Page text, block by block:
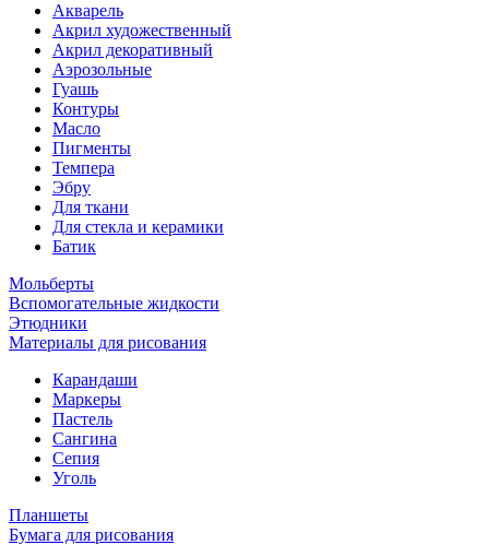
Акварель
Акрил художественный
Акрил декоративный
Аэрозольные
Гуашь
Контуры
Масло
Пигменты
Темпера
Эбру
Для ткани
Для стекла и керамики
Батик
Мольберты
Вспомогательные жидкости
Этюдники
Материалы для рисования
Карандаши
Маркеры
Пастель
Сангина
Сепия
Уголь
Планшеты
Бумага для рисования